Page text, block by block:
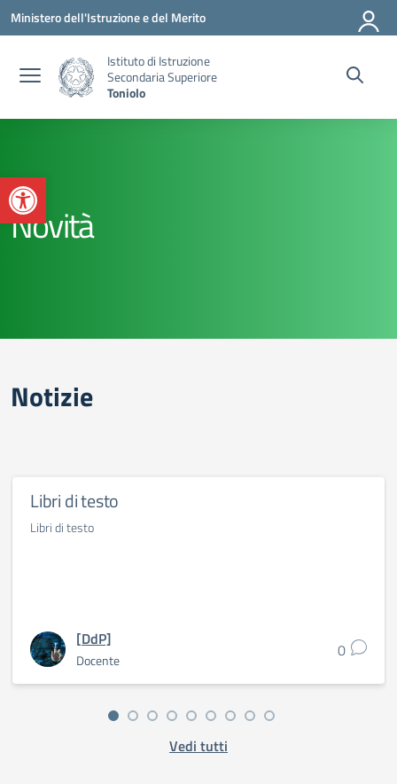
Apri la barra degli strumenti
Vai ai contenuti
Vai al menu di navigazione
Vai al footer
Ministero dell'Istruzione e del Merito
Istituto di Istruzione
Secondaria Superiore
Toniolo
Novità
Notizie
Libri di testo
Libri di testo
[DdP]
Docente 0
Vedi tutti